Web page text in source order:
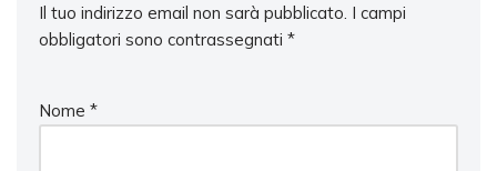
Il tuo indirizzo email non sarà pubblicato. I campi
obbligatori sono contrassegnati *
Nome *